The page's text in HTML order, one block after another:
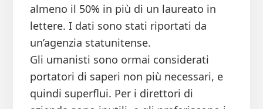
almeno il 50% in più di un laureato in
lettere. I dati sono stati riportati da
un’agenzia statunitense.
Gli umanisti sono ormai considerati
portatori di saperi non più necessari, e
quindi superflui. Per i direttori di